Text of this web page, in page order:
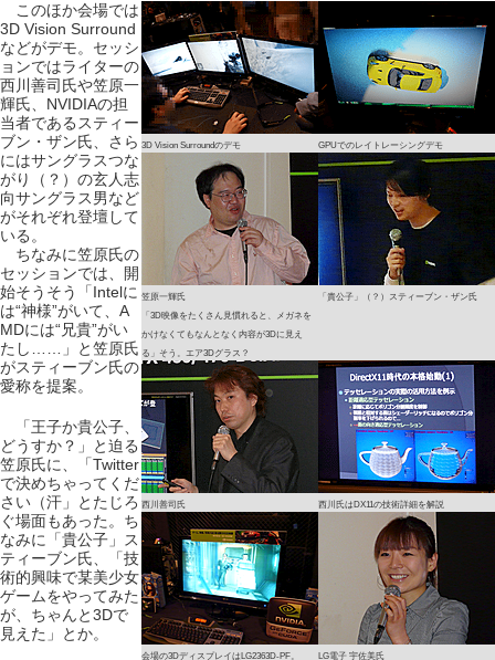
3D Vision Surroundのデモ GPUでのレイトレーシングデモ
笠原一輝氏
「3D映像をたくさん見慣れると、メガネを
かけなくてもなんとなく内容が3Dに見え
る」そう。エア3Dグラス？
「貴公子」（？）スティーブン・ザン氏
西川善司氏 西川氏はDX11の技術詳細を解説
会場の3DディスプレイはLG2363D-PF。 LG電子 宇佐美氏
このほか会場では
3D Vision Surround
などがデモ。セッシ
ョンではライターの
西川善司氏や笠原一
輝氏、NVIDIAの担
当者であるスティー
ブン・ザン氏、さら
にはサングラスつな
がり（？）の玄人志
向サングラス男など
がそれぞれ登壇して
いる。
ちなみに笠原氏の
セッションでは、開
始そうそう「Intelに
は“神様”がいて、A
MDには“兄貴”がい
たし……」と笠原氏
がスティーブン氏の
愛称を提案。
「王子か貴公子、
どうすか？」と迫る
笠原氏に、「Twitter
で決めちゃってくだ
さい（汗」とたじろ
ぐ場面もあった。ち
なみに「貴公子」ス
ティーブン氏、「技
術的興味で某美少女
ゲームをやってみた
が、ちゃんと3Dで
見えた」とか。